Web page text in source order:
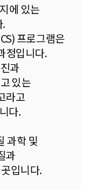
에 있는
.
프로그램은
정입니다.
과
있는
라고
다.
과학 및
과
입니다.